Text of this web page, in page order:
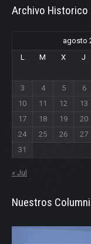
Archivo Historico
agosto
L
M X J
3
4 5 6
10
11 12 13
17
18 19 20
24
25 26 27
31
« Jul
Nuestros